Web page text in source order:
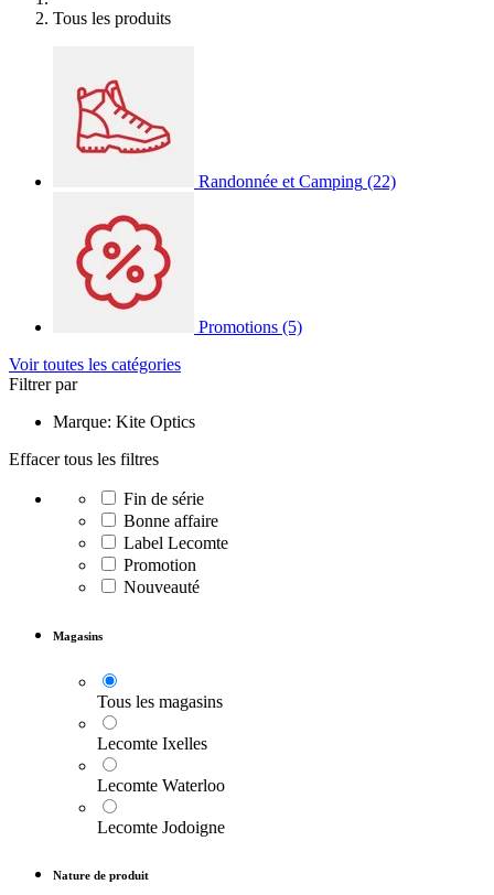
Tous les produits
Randonnée et Camping (22)
Promotions (5)
Voir toutes les catégories
Filtrer par
Marque: Kite Optics
Effacer tous les filtres
Fin de série
Bonne affaire
Label Lecomte
Promotion
Nouveauté
Magasins
Tous les magasins
Lecomte Ixelles
Lecomte Waterloo
Lecomte Jodoigne
Nature de produit